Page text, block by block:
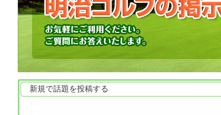
新規で話題を投稿する